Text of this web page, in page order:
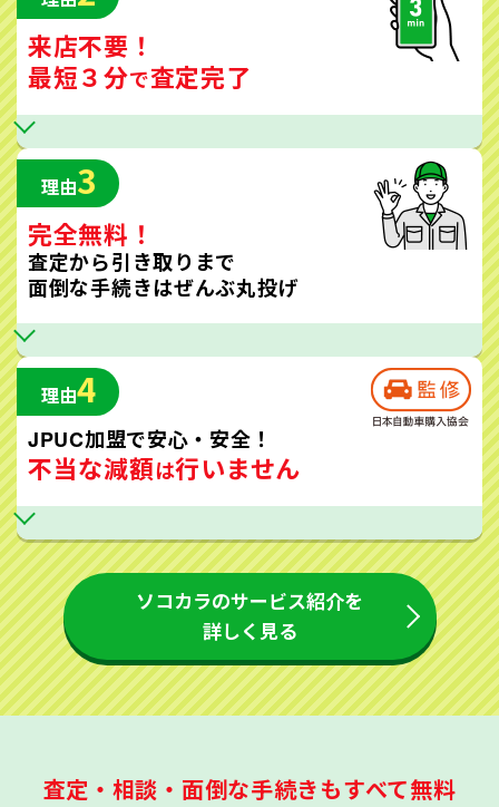
来店不要！
最短３分で査定完了
理由3
完全無料！
査定から引き取りまで
面倒な手続きはぜんぶ丸投げ
理由4
JPUC加盟で安心・安全！
不当な減額は行いません
ソコカラのサービス紹介を
詳しく見る
査定・相談・面倒な手続きもすべて無料